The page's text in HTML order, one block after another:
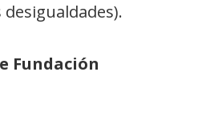
Fundación